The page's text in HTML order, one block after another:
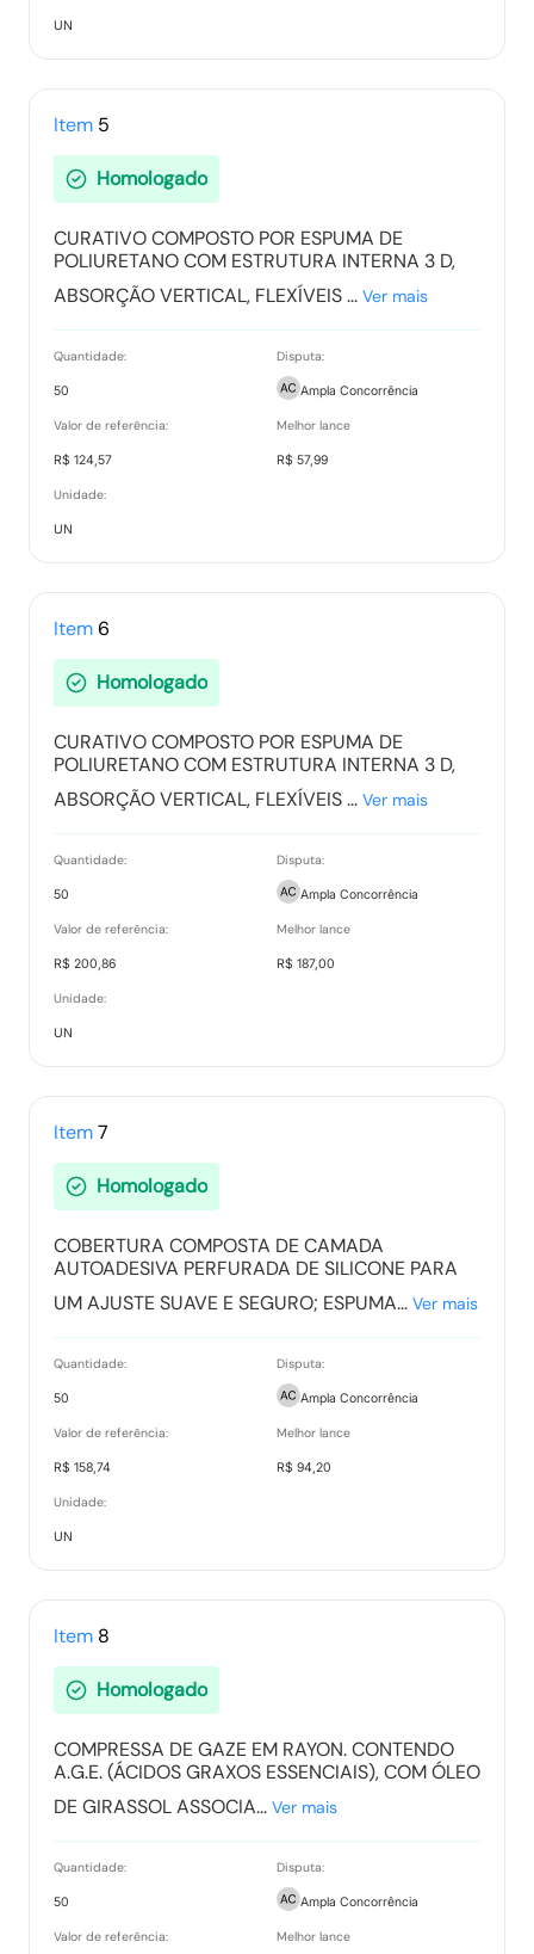
UN
Item 5
Homologado
CURATIVO COMPOSTO POR ESPUMA DE
POLIURETANO COM ESTRUTURA INTERNA 3 D,
ABSORÇÃO VERTICAL, FLEXÍVEIS ... Ver mais
Quantidade:
50
Disputa:
Ampla Concorrência
Valor de referência:
R$ 124,57
Melhor lance
R$ 57,99
Unidade:
UN
Item6
Homologado
CURATIVO COMPOSTO POR ESPUMA DE
POLIURETANO COM ESTRUTURA INTERNA 3 D,
ABSORÇÃO VERTICAL, FLEXÍVEIS ... Ver mais
Quantidade:
50
Disputa:
Ampla Concorrência
Valor de referência:
R$ 200,86
Melhor lance
R$ 187,00
Unidade:
UN
Item7
Homologado
COBERTURA COMPOSTA DE CAMADA
AUTOADESIVA PERFURADA DE SILICONE PARA
UM AJUSTE SUAVE E SEGURO; ESPUMA... Ver mais
Quantidade:
50
Disputa:
Ampla Concorrência
Valor de referência:
R$ 158,74
Melhor lance
R$ 94,20
Unidade:
UN
Item 8
Homologado
COMPRESSA DE GAZE EM RAYON. CONTENDO
A.G.E. (ÁCIDOS GRAXOS ESSENCIAIS), COM ÓLEO
DE GIRASSOL ASSOCIA... Ver mais
Quantidade:
50
Disputa:
Ampla Concorrência
Valor de referência: Melhor lance